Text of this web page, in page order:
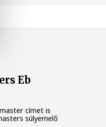
Eb
címet is
súlyemelő